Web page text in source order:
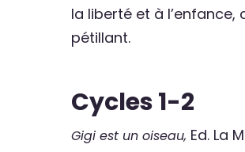
la liberté et à
pétillant.
Cycles 1-2
Gigi est un oiseau, Ed. La